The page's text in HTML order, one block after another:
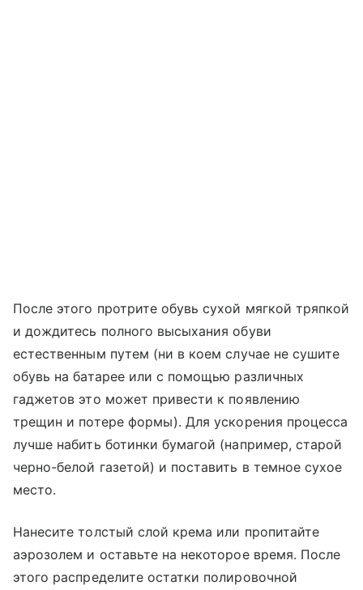
После этого протрите обувь сухой мягкой тряпкой
и дождитесь полного высыхания обуви
естественным путем (ни в коем случае не сушите
обувь на батарее или с помощью различных
гаджетов это может привести к появлению
трещин и потере формы). Для ускорения процесса
лучше набить ботинки бумагой (например, старой
черно-белой газетой) и поставить в темное сухое
место.
Нанесите толстый слой крема или пропитайте
аэрозолем и оставьте на некоторое время. После
этого распределите остатки полировочной